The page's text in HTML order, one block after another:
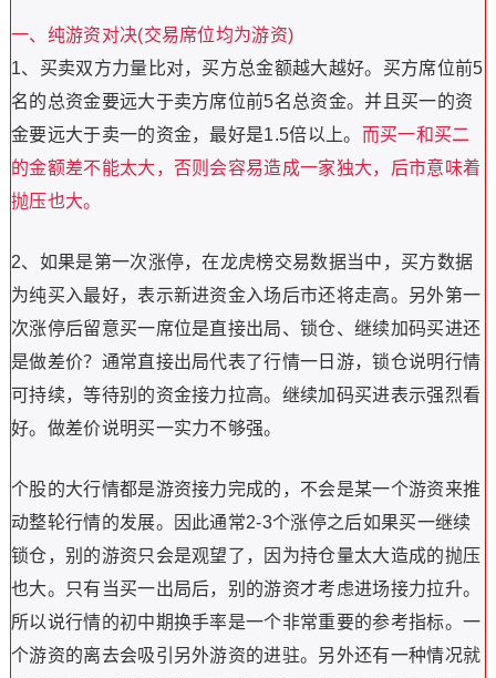
一、纯游资对决(交易席位均为游资)
1、买卖双方力量比对，买方总金额越大越好。买方席位前5
名的总资金要远大于卖方席位前5名总资金。并且买一的资
金要远大于卖一的资金，最好是1.5倍以上。 而买一和买二
的金额差不能太大，否则会容易造成一家独大，后市意味着
抛压也大。
2、如果是第一次涨停，在龙虎榜交易数据当中，买方数据
为纯买入最好，表示新进资金入场后市还将走高。另外第一
次涨停后留意买一席位是直接出局、锁仓、继续加码买进还
是做差价？通常直接出局代表了行情一日游，锁仓说明行情
可持续，等待别的资金接力拉高。继续加码买进表示强烈看
好。做差价说明买一实力不够强。
个股的大行情都是游资接力完成的，不会是某一个游资来推
动整轮行情的发展。因此通常2-3个涨停之后如果买一继续
锁仓，别的游资只会是观望了，因为持仓量太大造成的抛压
也大。只有当买一出局后，别的游资才考虑进场接力拉升。
所以说行情的初中期换手率是一个非常重要的参考指标。一
个游资的离去会吸引另外游资的进驻。另外还有一种情况就